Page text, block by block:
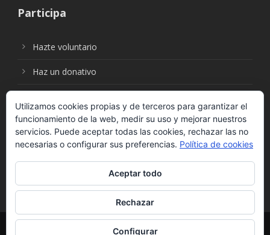
Participa
Hazte voluntario
Haz un donativo
Síguenos en:
© Fundación Social Universal. Todos los derechos
Utilizamos cookies propias y de terceros para garantizar el
funcionamiento de la web, medir su uso y mejorar nuestros
servicios. Puede aceptar todas las cookies, rechazar las no
necesarias o configurar sus preferencias. Política de cookies
Aceptar todo
Rechazar
Configurar